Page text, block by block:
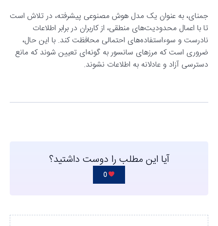
جمنای، به عنوان یک مدل هوش مصنوعی پیشرفته، در تلاش است
تا با اعمال محدودیت‌های منطقی، از کاربران در برابر اطلاعات
نادرست و سوءاستفاده‌های احتمالی محافظت کند. با این حال،
ضروری است که مرزهای سانسور به گونه‌ای تعیین شوند که مانع
دسترسی آزاد و عادلانه به اطلاعات نشوند.
آیا این مطلب را دوست داشتید؟
0